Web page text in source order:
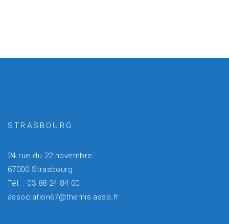
STRASBOURG
24 rue du 22 novembre
67000 Strasbourg
Tél. : 03 88 24 84 00
association67@themis.asso.fr